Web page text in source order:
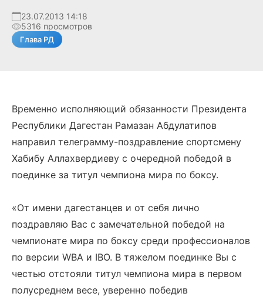
23.07.2013 14:18
5316 просмотров
Глава РД
Временно исполняющий обязанности Президента
Республики Дагестан Рамазан Абдулатипов
направил телеграмму-поздравление спортсмену
Хабибу Аллахвердиеву с очередной победой в
поединке за титул чемпиона мира по боксу.
«От имени дагестанцев и от себя лично
поздравляю Вас с замечательной победой на
чемпионате мира по боксу среди профессионалов
по версии WBA и IBO. В тяжелом поединке Вы с
честью отстояли титул чемпиона мира в первом
полусреднем весе, уверенно победив